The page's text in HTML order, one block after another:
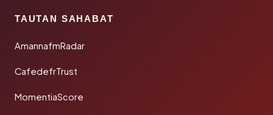
TAUTAN SAHABAT
AmannafmRadar
CafedefrTrust
MomentiaScore